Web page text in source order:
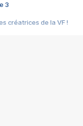
3
créatrices de la VF !